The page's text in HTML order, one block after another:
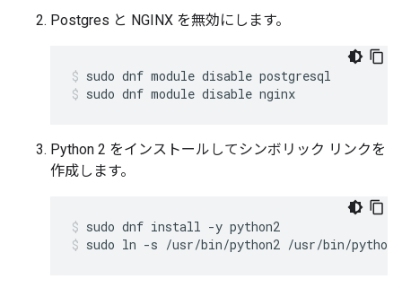
Postgres と NGINX を無効にします。
sudo dnf module disable nginx
Python 2 をインストールしてシンボリック リンクを
作成します。
sudo ln -s /usr/bin/python2 /usr/bin/python